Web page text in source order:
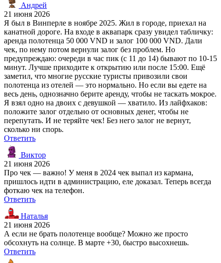
Андрей
21 июня 2026
Я был в Винперле в ноябре 2025. Жил в городе, приехал на
канатной дороге. На входе в аквапарк сразу увидел табличку:
аренда полотенца 50 000 VND и залог 100 000 VND. Дали
чек, по нему потом вернули залог без проблем. Но
предупреждаю: очереди в час пик (с 11 до 14) бывают по 10-15
минут. Лучше приходите к открытию или после 15:00. Ещё
заметил, что многие русские туристы привозили свои
полотенца из отелей — это нормально. Но если вы едете на
весь день, однозначно берите аренду, чтобы не таскать мокрое.
Я взял одно на двоих с девушкой — хватило. Из лайфхаков:
положите залог отдельно от основных денег, чтобы не
перепутать. И не теряйте чек! Без него залог не вернут,
сколько ни спорь.
Ответить
Виктор
21 июня 2026
Про чек — важно! У меня в 2024 чек выпал из кармана,
пришлось идти в администрацию, еле доказал. Теперь всегда
фоткаю чек на телефон.
Ответить
Наталья
21 июня 2026
А если не брать полотенце вообще? Можно же просто
обсохнуть на солнце. В марте +30, быстро высохнешь.
Ответить